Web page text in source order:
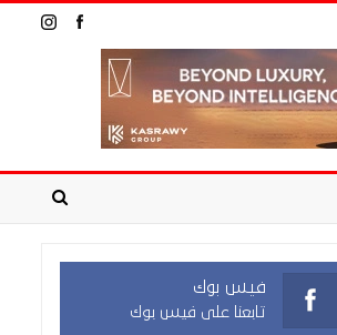
فيس بوك
تابعنا على فيس بوك